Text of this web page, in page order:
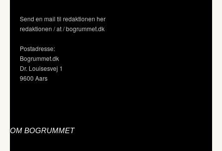
Send en mail til redaktionen her
redaktionen / at / bogrummet.dk
Postadresse:
Bogrummet.dk
Dr. Louisesvej 1
9600 Aars
OM BOGRUMMET